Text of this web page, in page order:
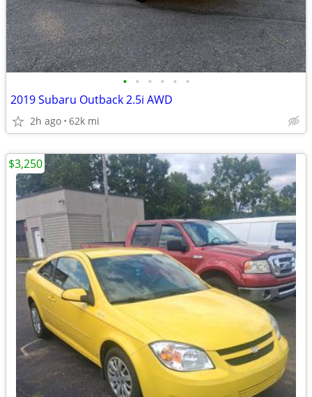
• • • • • •
2019 Subaru Outback 2.5i AWD
2h ago 62k mi
$3,250